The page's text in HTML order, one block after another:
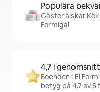
Populära
Gäster älskar
Formigal
4,7 i
Boenden i El
betyg på 4,7 av 5